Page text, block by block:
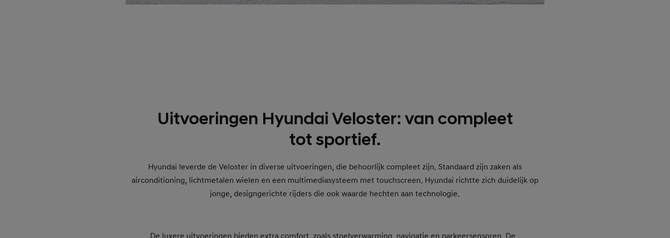
Uitvoeringen Hyundai Veloster: van compleet
tot sportief.
Hyundai leverde de Veloster in diverse uitvoeringen, die behoorlijk compleet zijn. Standaard zijn zaken als
airconditioning, lichtmetalen wielen en een multimediasysteem met touchscreen. Hyundai richtte zich duidelijk op
jonge, designgerichte rijders die ook waarde hechten aan technologie.